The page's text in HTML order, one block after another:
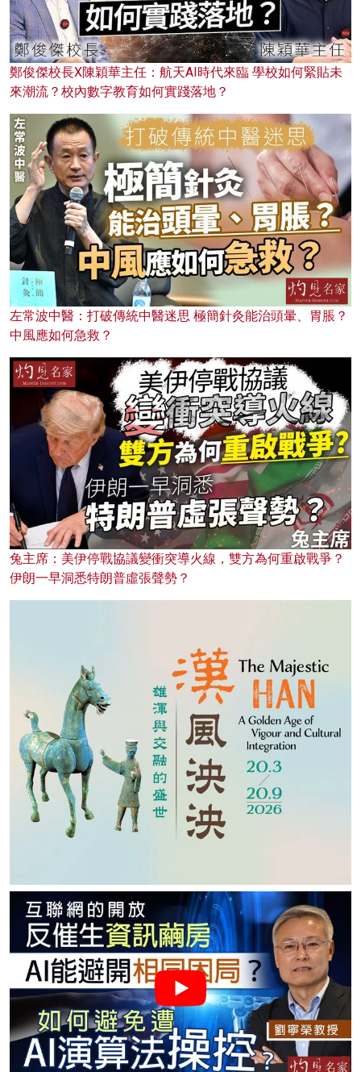
鄭俊傑校長X陳穎華主任：航天AI時代來臨 學校如何緊貼未
來潮流？校內數字教育如何實踐落地？
左常波中醫：打破傳統中醫迷思 極簡針灸能治頭暈、胃脹？
中風應如何急救？
兔主席：美伊停戰協議變衝突導火線，雙方為何重啟戰爭？
伊朗一早洞悉特朗普虛張聲勢？